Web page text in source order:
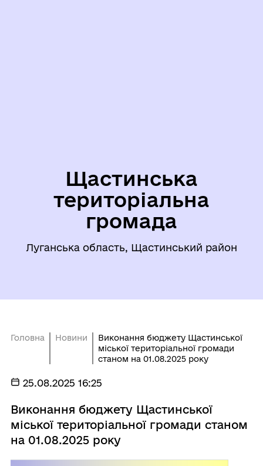
Щастинська
територіальна
громада
Луганська область, Щастинський район
Головна Новини
Виконання бюджету Щастинської
міської територіальної громади
станом на 01.08.2025 року
25.08.2025 16:25
Виконання бюджету Щастинської
міської територіальної громади станом
на 01.08.2025 року